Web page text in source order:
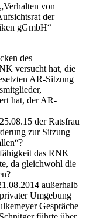
von
der
gGmbH“
des
versucht hat, die
AR-Sitzung
hat, der AR-
der Ratsfrau
zur Sitzung
das RNK
da gleichwohl die
außerhalb
Umgebung
Gespräche